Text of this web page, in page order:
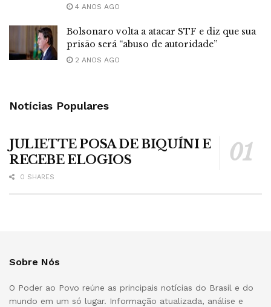
4 ANOS AGO
Bolsonaro volta a atacar STF e diz que sua
prisão será “abuso de autoridade”
2 ANOS AGO
Notícias Populares
JULIETTE POSA DE BIQUÍNI E
RECEBE ELOGIOS
0 SHARES
Sobre Nós
O Poder ao Povo reúne as principais notícias do Brasil e do
mundo em um só lugar. Informação atualizada, análise e